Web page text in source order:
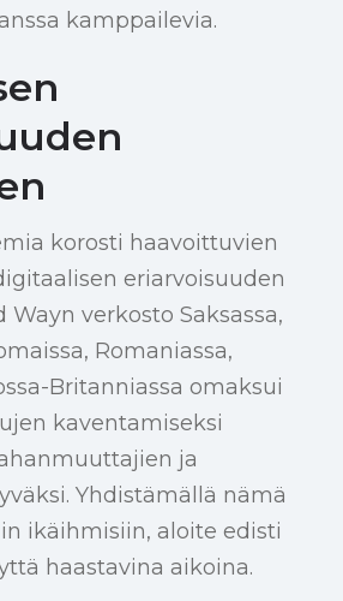
kamppailevia.
korosti haavoittuvien
eriarvoisuuden
Wayn verkosto Saksassa,
Romaniassa,
Britanniassa omaksui
kaventamiseksi
ja
Yhdistämällä nämä
ikäihmisiin, aloite edisti
haastavina aikoina.